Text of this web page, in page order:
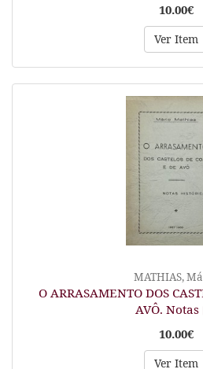
10.00€
Ver Item
MATHIAS,
O ARRASAMENTO DOS
AVÔ. Notas
10.00€
Ver Item